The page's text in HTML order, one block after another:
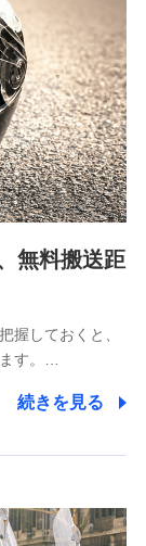
て個人情報
がありま
のとおり個
識別子、属
ービスなどの
当社又は株式
無料搬送距
握しておくと、
す。…
続きを見る